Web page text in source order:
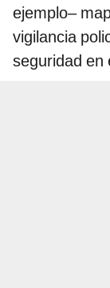
ejemplo–
vigilancia
seguridad en